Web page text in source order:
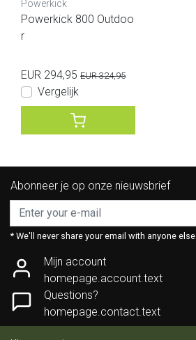
Powerkick
Powerkick 800 Outdoo
r
EUR 294,95 EUR 324,95
Vergelijk
Abonneer je op onze nieuwsbrief
* We'll never share your email with anyone else.
Mijn account
homepage.account.text
Questions?
homepage.contact.text